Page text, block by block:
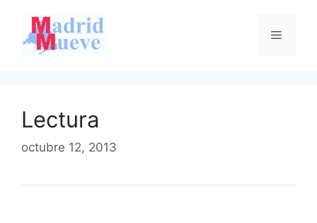
contenido
Menú
Lectura
octubre 12, 2013